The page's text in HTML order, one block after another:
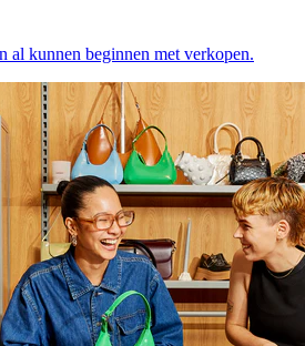
al kunnen beginnen met verkopen.